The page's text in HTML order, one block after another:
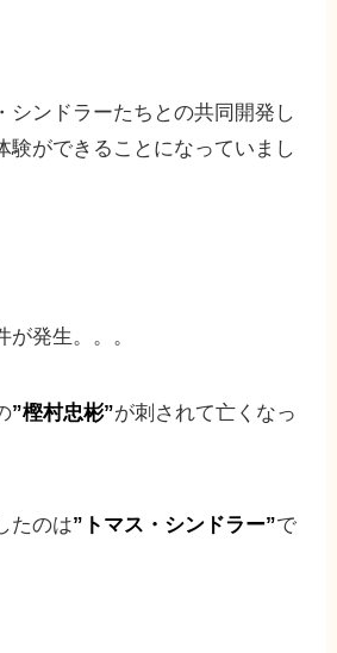
シンドラーたちとの共同開発し
験ができることになっていまし
が発生。。。
”樫村忠彬”が刺されて亡くなっ
たのは”トマス・シンドラー”で